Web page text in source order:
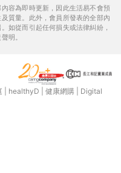
容為即時更新，因此生活易不會預
質量。此外，會員所發表的全部內
如從而引起任何損失或法律糾紛，
明。
healthyD 健康網購
Digital